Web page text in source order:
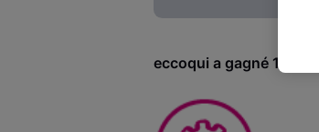
eccoqui a gagné 1 badge